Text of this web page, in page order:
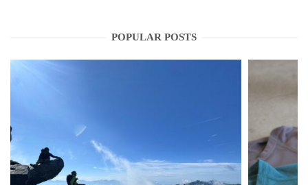
POPULAR POSTS